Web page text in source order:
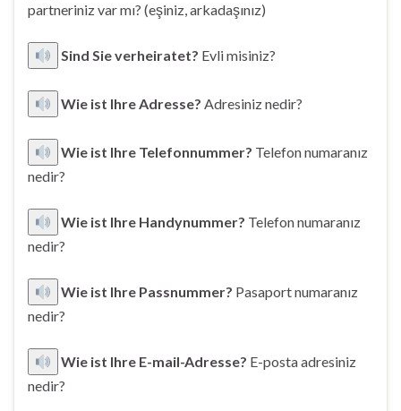
partneriniz var mı? (eşiniz, arkadaşınız)
Sind Sie verheiratet? Evli misiniz?
Wie ist Ihre Adresse? Adresiniz nedir?
Wie ist Ihre Telefonnummer? Telefon numaranız
nedir?
Wie ist Ihre Handynummer? Telefon numaranız
nedir?
Wie ist Ihre Passnummer? Pasaport numaranız
nedir?
Wie ist Ihre E-mail-Adresse? E-posta adresiniz
nedir?